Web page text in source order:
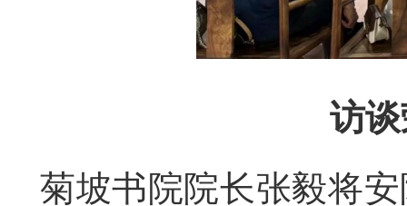
访
菊坡书院院长张毅将